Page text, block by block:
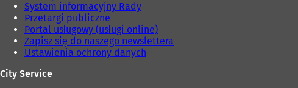
System informacyjny Rady
Przetargi publiczne
Portal usługowy (usługi online)
Zapisz się do naszego newslettera
Ustawienia ochrony danych
City Service